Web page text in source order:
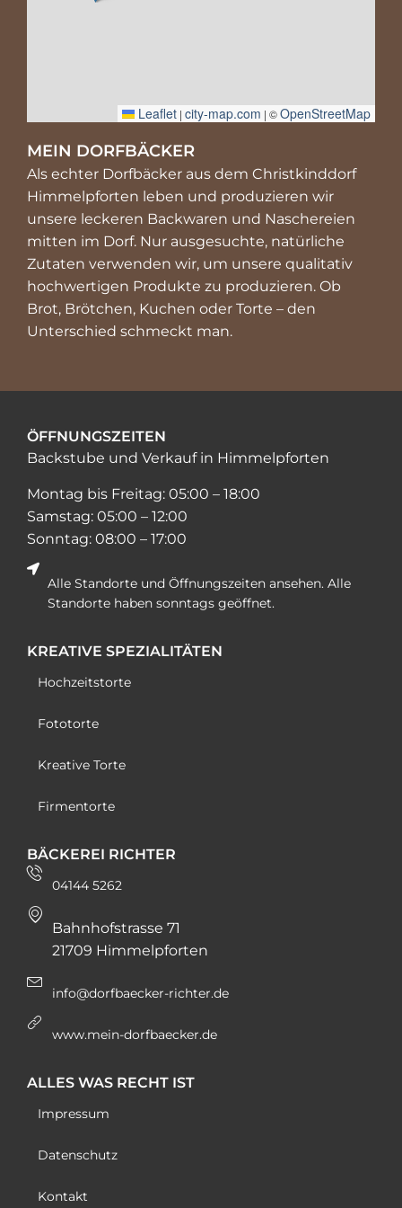
Leaflet | city-map.com | ©OpenStreetMap
MEIN DORFBÄCKER
Als echter Dorfbäcker aus dem Christkinddorf
Himmelpforten leben und produzieren wir
unsere leckeren Backwaren und Naschereien
mitten im Dorf. Nur ausgesuchte, natürliche
Zutaten verwenden wir, um unsere qualitativ
hochwertigen Produkte zu produzieren. Ob
Brot, Brötchen, Kuchen oder Torte – den
Unterschied schmeckt man.
ÖFFNUNGSZEITEN
Backstube und Verkauf in Himmelpforten
Montag bis Freitag: 05:00 – 18:00
Samstag: 05:00 – 12:00
Sonntag: 08:00 – 17:00
Alle Standorte und Öffnungszeiten ansehen. Alle
Standorte haben sonntags geöffnet.
KREATIVE SPEZIALITÄTEN
Hochzeitstorte
Fototorte
Kreative Torte
Firmentorte
BÄCKEREI RICHTER
04144 5262
Bahnhofstrasse 71
21709 Himmelpforten
info@dorfbaecker-richter.de
www.mein-dorfbaecker.de
ALLES WAS RECHT IST
Impressum
Datenschutz
Kontakt